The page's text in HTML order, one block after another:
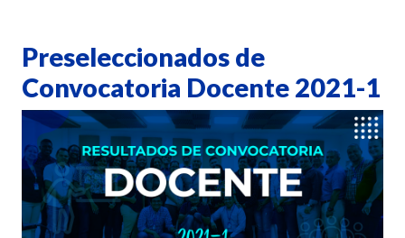
Preseleccionados de
Convocatoria Docente 2021-1